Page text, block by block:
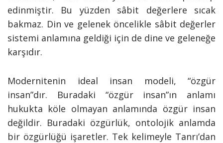
edinmiştir. Bu yüzden sâbit değerlere sıcak
bakmaz. Din ve gelenek öncelikle sâbit değerler
sistemi anlamına geldiği için de dine ve geleneğe
karşıdır.
Modernitenin ideal insan modeli, “özgür
insan”dır. Buradaki “özgür insan”ın anlamı
hukukta köle olmayan anlamında özgür insan
değildir. Buradaki özgürlük, ontolojik anlamda
bir özgürlüğü işaretler. Tek kelimeyle Tanrı’dan